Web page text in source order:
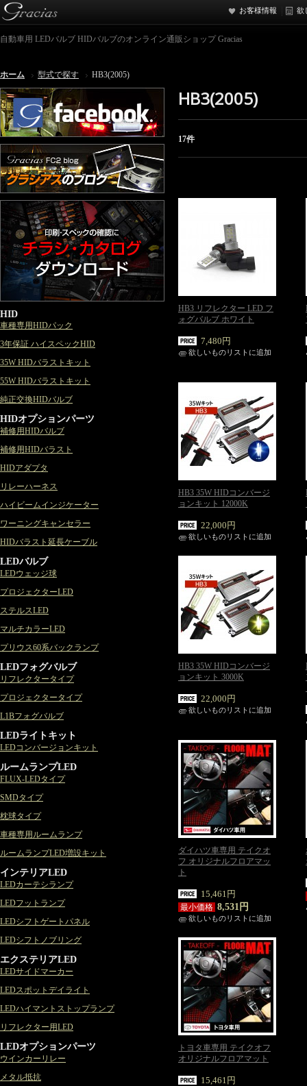
お客様情報 欲
自動車用 LEDバルブ HIDバルブのオンライン通販ショップ Gracias
ホーム 型式で探す HB3(2005)
HB3(2005)
17件
HB3 リフレクター LED フ
ォグバルブ ホワイト
7,480円
欲しいものリストに追加
HB3 35W HIDコンバージ
ョンキット 12000K
22,000円
欲しいものリストに追加
HB3 35W HIDコンバージ
ョンキット 3000K
22,000円
欲しいものリストに追加
ダイハツ車専用 テイクオ
フ オリジナルフロアマッ
ト
15,461円
最小価格 8,531円
欲しいものリストに追加
トヨタ車専用 テイクオフ
オリジナルフロアマット
15,461円
HID
車種専用HIDパック
3年保証 ハイスペックHID
35W HIDバラストキット
55W HIDバラストキット
純正交換HIDバルブ
HIDオプションパーツ
補修用HIDバルブ
補修用HIDバラスト
HIDアダプタ
リレーハーネス
ハイビームインジケーター
ワーニングキャンセラー
HIDバラスト延長ケーブル
LEDバルブ
LEDウェッジ球
プロジェクターLED
ステルスLED
マルチカラーLED
プリウス60系バックランプ
LEDフォグバルブ
リフレクタータイプ
プロジェクタータイプ
L1Bフォグバルブ
LEDライトキット
LEDコンバージョンキット
ルームランプLED
FLUX-LEDタイプ
SMDタイプ
枕球タイプ
車種専用ルームランプ
ルームランプLED増設キット
インテリアLED
LEDカーテシランプ
LEDフットランプ
LEDシフトゲートパネル
LEDシフトノブリング
エクステリアLED
LEDサイドマーカー
LEDスポットデイライト
LEDハイマントストップランプ
リフレクター用LED
LEDオプションパーツ
ウインカーリレー
メタル抵抗